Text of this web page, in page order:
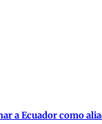
a Ecuador como